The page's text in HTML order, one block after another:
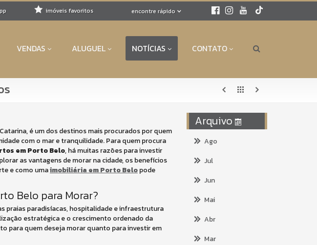
encontre rápido
imóveis favoritos
VENDAS ALUGUEL NOTÍCIAS CONTATO
é um dos destinos mais procurados por quem
com o mar e tranquilidade. Para quem procura
em Porto Belo, há muitas razões para investir
as vantagens de morar na cidade, os benefícios
e como umaimobiliária em Porto Belopode
Belo para Morar?
praias paradisíacas, hospitalidade e infraestrutura
estratégica e o crescimento ordenado da
para quem deseja morar quanto para investir em
Arquivo
Ago
Jul
Jun
Mai
Abr
Mar